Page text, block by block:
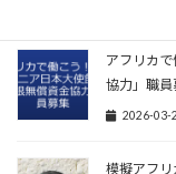
アフリカ
協力」職員
2026-03-
模擬アフ